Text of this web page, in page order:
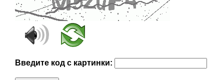
Введите код с картинки: